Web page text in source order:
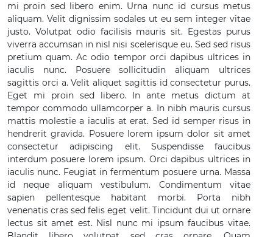
mi proin sed libero enim. Urna nunc id cursus metus
aliquam. Velit dignissim sodales ut eu sem integer vitae
justo. Volutpat odio facilisis mauris sit. Egestas purus
viverra accumsan in nisl nisi scelerisque eu. Sed sed risus
pretium quam. Ac odio tempor orci dapibus ultrices in
iaculis nunc. Posuere sollicitudin aliquam ultrices
sagittis orci a. Velit aliquet sagittis id consectetur purus.
Eget mi proin sed libero. In ante metus dictum at
tempor commodo ullamcorper a. In nibh mauris cursus
mattis molestie a iaculis at erat. Sed id semper risus in
hendrerit gravida. Posuere lorem ipsum dolor sit amet
consectetur adipiscing elit. Suspendisse faucibus
interdum posuere lorem ipsum. Orci dapibus ultrices in
iaculis nunc. Feugiat in fermentum posuere urna. Massa
id neque aliquam vestibulum. Condimentum vitae
sapien pellentesque habitant morbi. Porta nibh
venenatis cras sed felis eget velit. Tincidunt dui ut ornare
lectus sit amet est. Nisl nunc mi ipsum faucibus vitae.